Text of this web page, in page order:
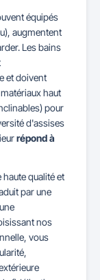
équipés
augmentent
Les bains
et doivent
haut
pour
d'assises
répond à
qualité et
par une
nos
vous